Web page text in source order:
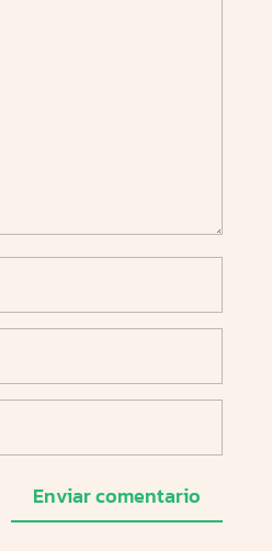
Enviar comentario